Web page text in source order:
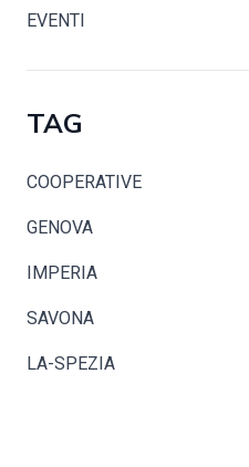
EVENTI
TAG
COOPERATIVE
GENOVA
IMPERIA
SAVONA
LA-SPEZIA